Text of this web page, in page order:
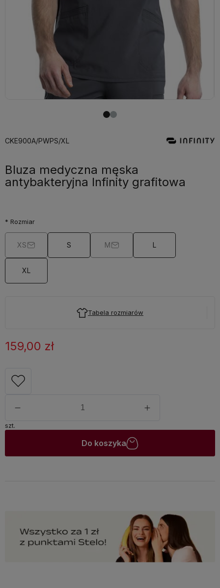
CKE900A/PWPS/XL
Bluza medyczna męska
antybakteryjna Infinity grafitowa
* Rozmiar
XS S M L
XL
Tabela rozmiarów
159,00 zł
szt.
Do koszyka